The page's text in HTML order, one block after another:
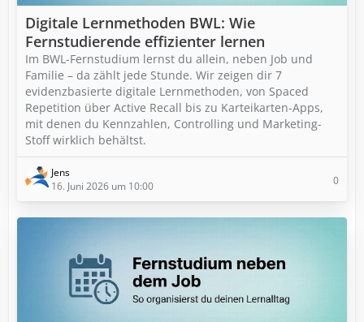
Digitale Lernmethoden BWL: Wie
Fernstudierende effizienter lernen
Im BWL-Fernstudium lernst du allein, neben Job und
Familie – da zählt jede Stunde. Wir zeigen dir 7
evidenzbasierte digitale Lernmethoden, von Spaced
Repetition über Active Recall bis zu Karteikarten-Apps,
mit denen du Kennzahlen, Controlling und Marketing-
Stoff wirklich behältst.
Jens
16. Juni 2026 um 10:00
0